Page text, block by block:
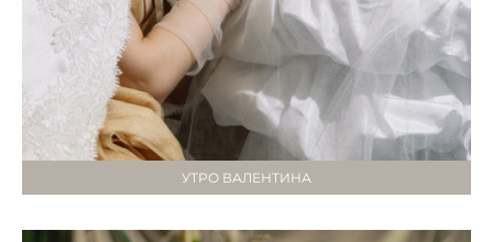
УТРО ВАЛЕНТИНА